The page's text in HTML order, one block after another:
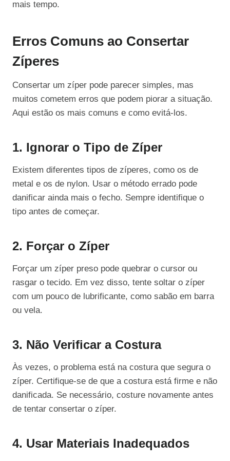
mais tempo.
Erros Comuns ao Consertar
Zíperes
Consertar um zíper pode parecer simples, mas
muitos cometem erros que podem piorar a situação.
Aqui estão os mais comuns e como evitá-los.
1. Ignorar o Tipo de Zíper
Existem diferentes tipos de zíperes, como os de
metal e os de nylon. Usar o método errado pode
danificar ainda mais o fecho. Sempre identifique o
tipo antes de começar.
2. Forçar o Zíper
Forçar um zíper preso pode quebrar o cursor ou
rasgar o tecido. Em vez disso, tente soltar o zíper
com um pouco de lubrificante, como sabão em barra
ou vela.
3. Não Verificar a Costura
Às vezes, o problema está na costura que segura o
zíper. Certifique-se de que a costura está firme e não
danificada. Se necessário, costure novamente antes
de tentar consertar o zíper.
4. Usar Materiais Inadequados